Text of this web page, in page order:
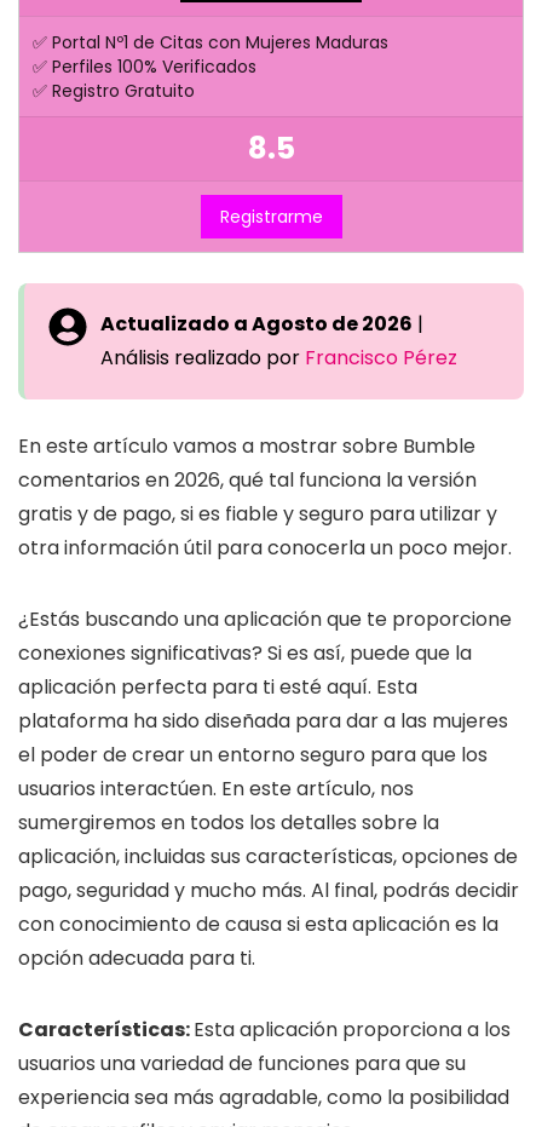
✅ Portal Nº1 de Citas con Mujeres Maduras
✅ Perfiles 100% Verificados
✅ Registro Gratuito
8.5
Registrarme
Actualizado a Agosto de 2026 |
Análisis realizado por Francisco Pérez
En este artículo vamos a mostrar sobre Bumble
comentarios en 2026, qué tal funciona la versión
gratis y de pago, si es fiable y seguro para utilizar y
otra información útil para conocerla un poco mejor.
¿Estás buscando una aplicación que te proporcione
conexiones significativas? Si es así, puede que la
aplicación perfecta para ti esté aquí. Esta
plataforma ha sido diseñada para dar a las mujeres
el poder de crear un entorno seguro para que los
usuarios interactúen. En este artículo, nos
sumergiremos en todos los detalles sobre la
aplicación, incluidas sus características, opciones de
pago, seguridad y mucho más. Al final, podrás decidir
con conocimiento de causa si esta aplicación es la
opción adecuada para ti.
Características:Esta aplicación proporciona a los
usuarios una variedad de funciones para que su
experiencia sea más agradable, como la posibilidad